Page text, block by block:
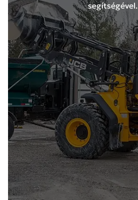
segítségével.